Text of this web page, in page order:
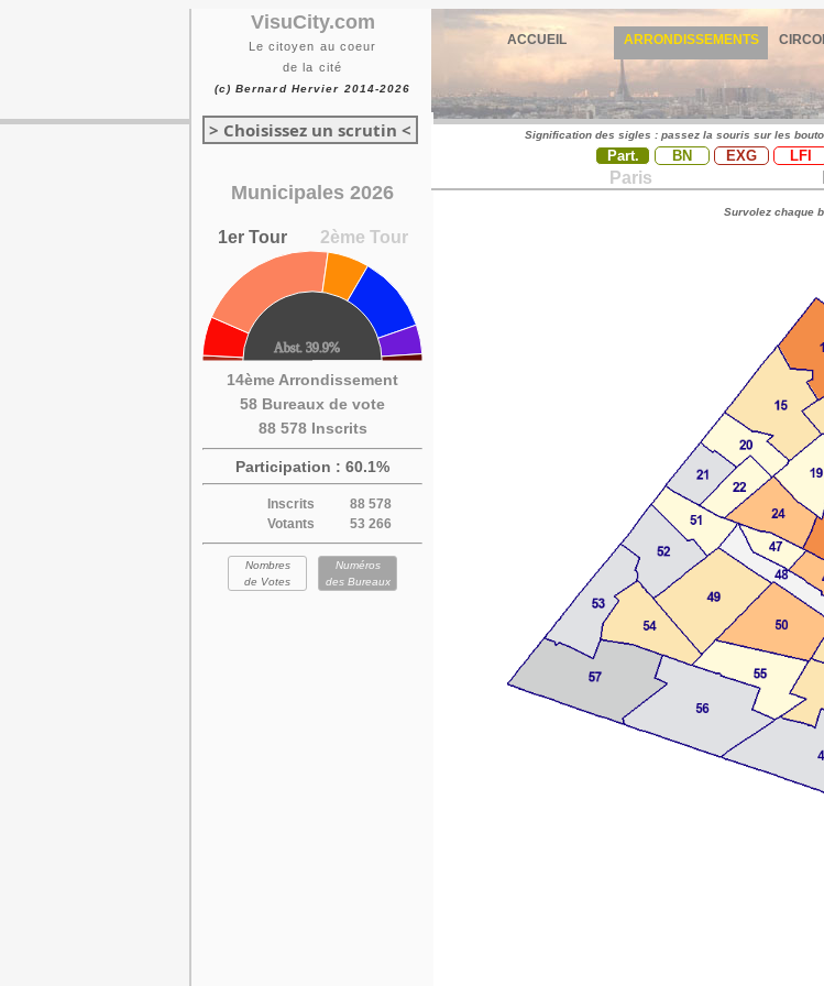
VisuCity.com
Le citoyen au coeur
de la cité
(c) Bernard Hervier 2014-2026
ACCUEIL ARRONDISSEMENTS
> Choisissez un scrutin <
Municipales 2026
1er Tour 2ème Tour
14ème Arrondissement
58 Bureaux de vote
88 578 Inscrits
Participation : 60.1%
Inscrits
88 578
Votants
53 266
Nombres
de Votes
Numéros
des Bureaux
Signification des sigles : passez la souris sur les
Part. BN EXG LFI
Paris
Survolez chaque